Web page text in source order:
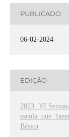
PUBLICADO
06-02-2024
EDIÇÃO
2023: VI
escola que
Básica